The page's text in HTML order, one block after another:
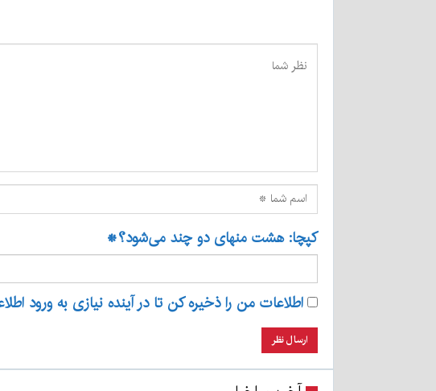
کپچا: هشت منهای دو چند می‌شود؟*
اطلاعات من را ذخیره کن تا در آینده نیازی به ورود